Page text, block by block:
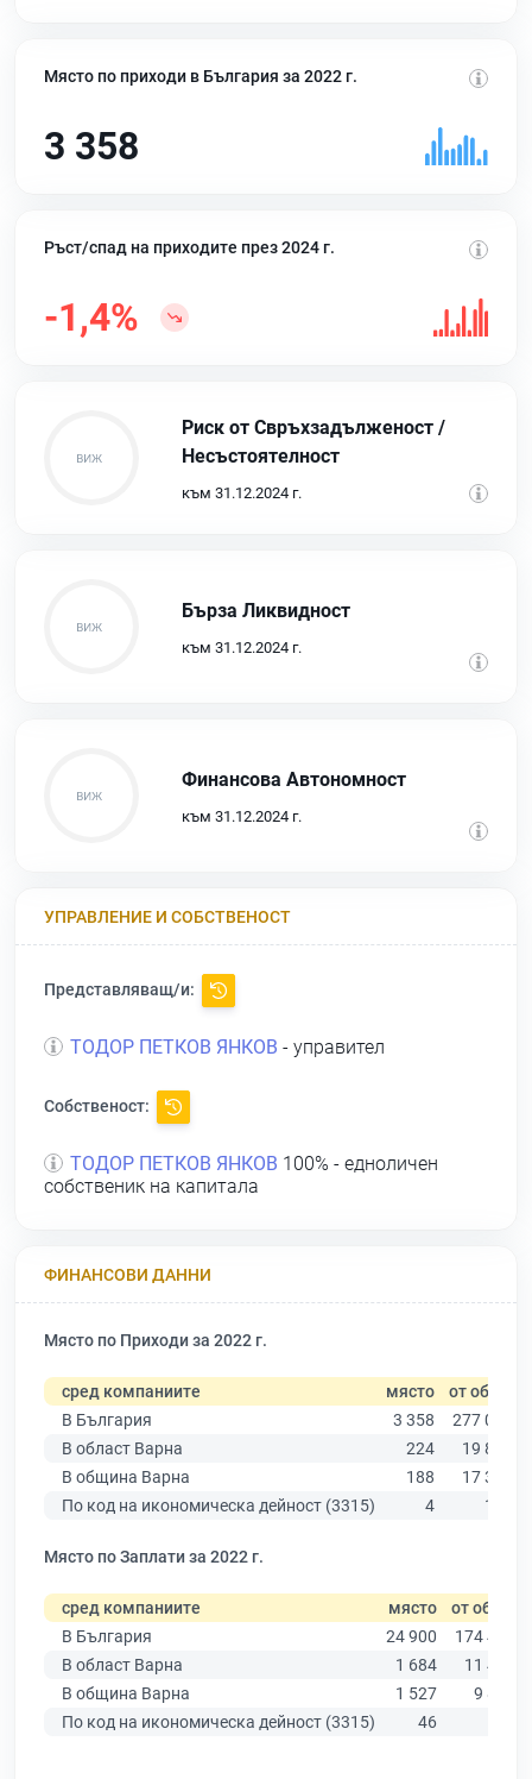
Място по приходи в България за 2022 г.
3 358
Ръст/спад на приходите през 2024 г.
-1,4%
Риск от Свръхзадълженост /
Несъстоятелност
към 31.12.2024 г.
Бърза Ликвидност
към 31.12.2024 г.
Финансова Автономност
към 31.12.2024 г.
УПРАВЛЕНИЕ И СОБСТВЕНОСТ
Представляващ/и:
ТОДОР ПЕТКОВ ЯНКОВ - управител
Собственост:
ТОДОР ПЕТКОВ ЯНКОВ 100% - едноличен
собственик на капитала
ФИНАНСОВИ ДАННИ
Място по Приходи за 2022 г.
сред компаниите място от общо
В България
3 358
277 019
В област Варна
224
19 882
В община Варна
188
17 349
По код на икономическа дейност (3315)
4 150
Място по Заплати за 2022 г.
сред компаниите място от общо
В България
24 900
174 403
В област Варна
1 684
11 437
В община Варна
1 527
9 876
По код на икономическа дейност (3315)
46